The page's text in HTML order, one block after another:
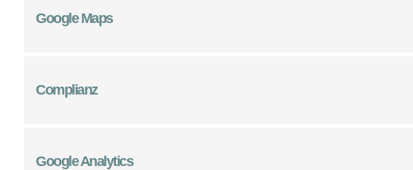
Google Maps
Complianz
Google Analytics